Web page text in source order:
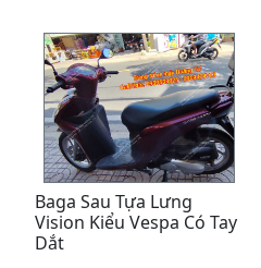
Baga Sau Tựa Lưng
Vision Kiểu Vespa Có Tay
Dắt